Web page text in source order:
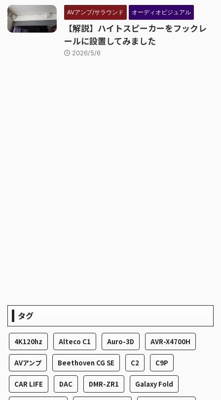
AVアンプ/サラウンド オーディオビジュアル
【解説】ハイトスピーカーをフックレ
ールに設置してみました
2026/5/6
タグ
4K120hz Alteco C1 Auro-3D AVR-X4700H
AVアンプ Beethoven CG SE C2 C9P
CAR LIFE DAC DMR-ZR1 Galaxy Fold